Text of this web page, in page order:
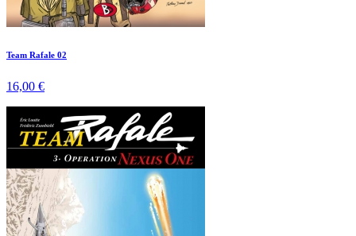
Team Rafale 02
16,00 €